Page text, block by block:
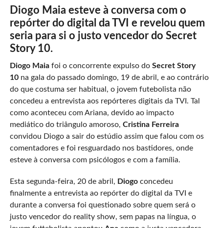
Diogo Maia esteve à conversa com o
repórter do digital da TVI e revelou quem
seria para si o justo vencedor do Secret
Story 10.
Diogo Maiafoi o concorrente expulso do Secret Story
10na gala do passado domingo, 19 de abril, e ao contrário
do que costuma ser habitual, o jovem futebolista não
concedeu a entrevista aos repórteres digitais da TVI. Tal
como aconteceu com Ariana, devido ao impacto
mediático do triângulo amoroso, Cristina Ferreira
convidou Diogo a sair do estúdio assim que falou com os
comentadores e foi resguardado nos bastidores, onde
esteve à conversa com psicólogos e com a família.
Esta segunda-feira, 20 de abril, Diogo concedeu
finalmente a entrevista ao repórter do digital da TVI e
durante a conversa foi questionado sobre quem será o
justo vencedor do reality show, sem papas na língua, o